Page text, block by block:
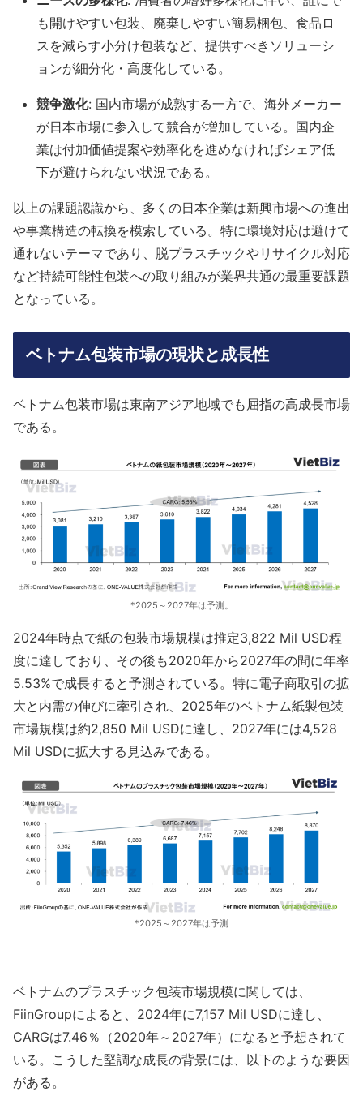
も開けやすい包装、廃棄しやすい簡易梱包、食品ロ
スを減らす小分け包装など、提供すべきソリューシ
ョンが細分化・高度化している。
競争激化: 国内市場が成熟する一方で、海外メーカー
が日本市場に参入して競合が増加している。国内企
業は付加価値提案や効率化を進めなければシェア低
下が避けられない状況である。
以上の課題認識から、多くの日本企業は新興市場への進出
や事業構造の転換を模索している。特に環境対応は避けて
通れないテーマであり、脱プラスチックやリサイクル対応
など持続可能性包装への取り組みが業界共通の最重要課題
となっている。
ベトナム包装市場の現状と成長性
​ベトナム包装市場は東南アジア地域でも屈指の高成長市場
である。
*2025～2027年は予測。
2024年時点で紙の包装市場規模は推定3,822 Mil USD程
度に達しており、その後も2020年から2027年の間に年率
5.53%で成長すると予測されている。特に電子商取引の拡
大と内需の伸びに牽引され、2025年のベトナム紙製包装
市場規模は約2,850 Mil USDに達し、2027年には4,528
Mil USDに拡大する見込みである。
*2025～2027年は予測
ベトナムのプラスチック包装市場規模に関しては、
FiinGroupによると、2024年に7,157 Mil USDに達し、
CARGは7.46％（2020年～2027年）になると予想されて
いる。こうした堅調な成長の背景には、以下のような要因
がある。